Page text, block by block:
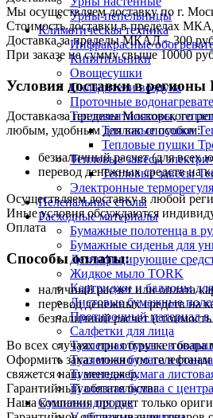
Урны-пепельницы
Климатическая техника
Инфракрасные
Кипятильники
Овощесушки
Охладители воздуха
Проточные
Тепловентиляторы,
Тепловые пушки
Тепловые пушки
Тепловые завесы
Тепловые завесы
Электронные
Пеленальные столы
Расходные материалы
Бумажные полотенца в
Бумажные сиденья для
Дезинфицирующие
Жидкое мыло TORK
Картриджи и баллоны для
Листовые бумажные
Протирочный материал в
Салфетки для лица
Туалетная бумага в
Туалетная бумага в
Туалетная бумага
Туалетная бумага с
Сушилки для рук
Мы осуществляем доставку по г.
Стоимость доставки в пределах
Доставка за пределы МКАД – 300
При заказе на сумму свыше 10000
Условия доставки в
Доставка за пределы Московского
любым, удобным для вас способом:
безналичный расчет (для всех
перевод денежных средств на
Осуществляем доставку в любой
Иные условия обсуждаются
Оплата
Способы оплаты:
наличный расчет или оплата
перевод денежных средств на
безналичный расчет
Во всех случаях при отгрузке
Оформить заказ можно по телефонам
свяжется наш менеджер.
Гарантийный обязательства
Наша компания продает только